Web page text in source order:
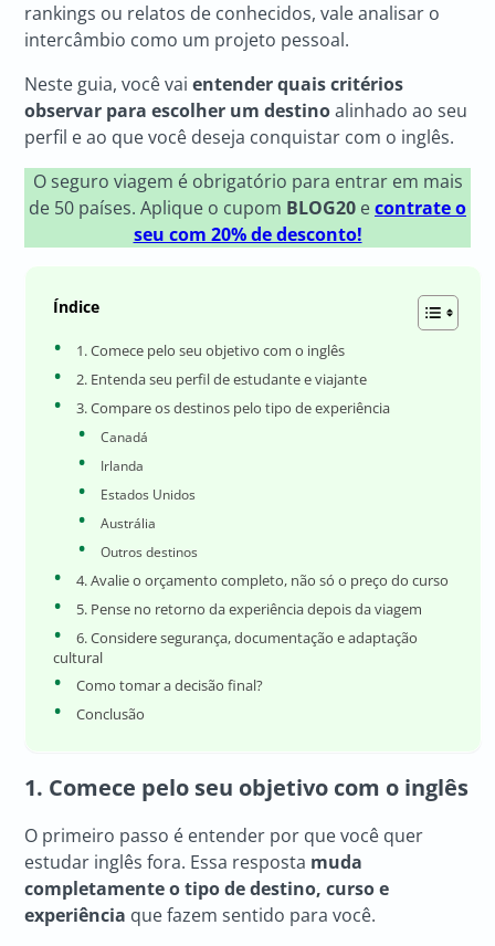
rankings ou relatos de conhecidos, vale analisar o
intercâmbio como um projeto pessoal.
Neste guia, você vaientender quais critérios
observar para escolher um destinoalinhado ao seu
perfil e ao que você deseja conquistar com o inglês.
O seguro viagem é obrigatório para entrar em mais
de 50 países. Aplique o cupom BLOG20 econtrate o
seu com 20% de desconto!
Índice
1. Comece pelo seu objetivo com o inglês
2. Entenda seu perfil de estudante e viajante
3. Compare os destinos pelo tipo de experiência
Canadá
Irlanda
Estados Unidos
Austrália
Outros destinos
4. Avalie o orçamento completo, não só o preço do curso
5. Pense no retorno da experiência depois da viagem
6. Considere segurança, documentação e adaptação
cultural
Como tomar a decisão final?
Conclusão
1. Comece pelo seu objetivo com o inglês
O primeiro passo é entender por que você quer
estudar inglês fora. Essa resposta muda
completamente o tipo de destino, curso e
experiência que fazem sentido para você.